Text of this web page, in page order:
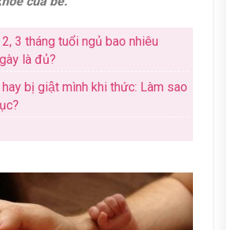
3 tháng tuổi ngủ bao nhiêu
là đủ?
bị giật mình khi thức: Làm sao